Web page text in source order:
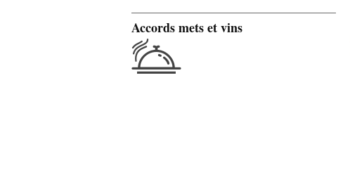
Accords mets et vins